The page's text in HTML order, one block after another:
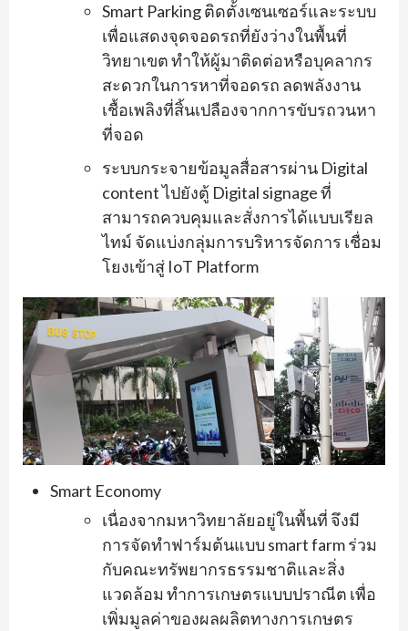
Smart Parking ติดตั้งเซนเซอร์และระบบ
เพื่อแสดงจุดจอดรถที่ยังว่างในพื้นที่
วิทยาเขต ทำให้ผู้มาติดต่อหรือบุคลากร
สะดวกในการหาที่จอดรถ ลดพลังงาน
เชื้อเพลิงที่สิ้นเปลืองจากการขับรถวนหา
ที่จอด
ระบบกระจายข้อมูลสื่อสารผ่าน Digital
content ไปยังตู้ Digital signage ที่
สามารถควบคุมและสั่งการได้แบบเรียล
ไทม์ จัดแบ่งกลุ่มการบริหารจัดการ เชื่อม
โยงเข้าสู่ IoT Platform
Smart Economy
เนื่องจากมหาวิทยาลัยอยู่ในพื้นที่ จึงมี
การจัดทำฟาร์มต้นแบบ smart farm ร่วม
กับคณะทรัพยากรธรรมชาติและสิ่ง
แวดล้อม ทำการเกษตรแบบปราณีต เพื่อ
เพิ่มมูลค่าของผลผลิตทางการเกษตร